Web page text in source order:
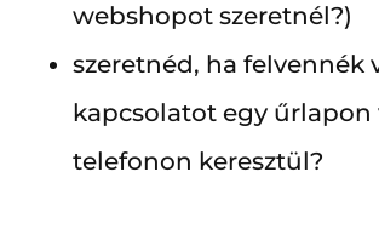
webshopot szeretnél?)
szeretnéd, ha felvennék
kapcsolatot egy űrlapon
telefonon keresztül?